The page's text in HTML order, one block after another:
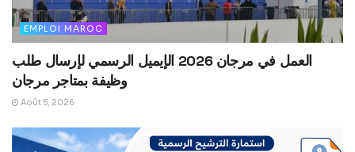
EMPLOI MAROC
العمل في مرجان 2026 الإيميل الرسمي لإرسال طلب
وظيفة بمتاجر مرجان
Août 5, 2026